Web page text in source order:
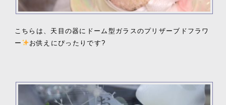
こちらは、天目の器にドーム型ガラスのプリザーブドフラワ
ー
お供えにぴったりです?